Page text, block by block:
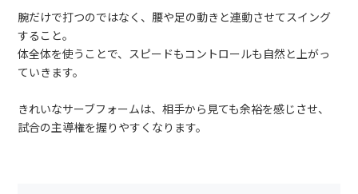
腕だけで打つのではなく、腰や足の動きと連動させてスイング
すること。
体全体を使うことで、スピードもコントロールも自然と上がっ
ていきます。
きれいなサーブフォームは、相手から見ても余裕を感じさせ、
試合の主導権を握りやすくなります。